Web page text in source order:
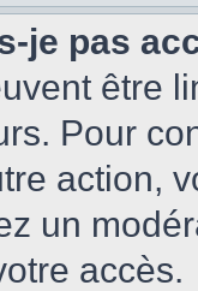
je pas
être
Pour
action,
un
accès.